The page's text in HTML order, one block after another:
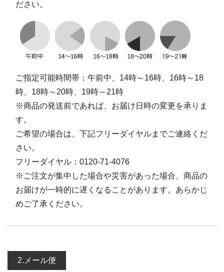
ださい。
ご指定可能時間帯：午前中、14時～16時、16時～18
時、18時～20時、19時～21時
※商品の発送前であれば、お届け日時の変更を承りま
す。
ご希望の場合は、下記フリーダイヤルまでご連絡くだ
さい。
フリーダイヤル：0120-71-4076
※ご注文が集中した場合や災害があった場合、商品の
お届けが一時的に遅くなることがあります。あらかじ
めご了承ください。
2.メール便